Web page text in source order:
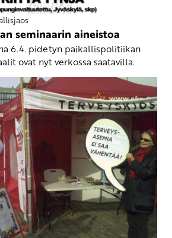
seminaarin aineistoa
6.4. pidetyn paikallispolitiikan
ovat nyt verkossa saatavilla.